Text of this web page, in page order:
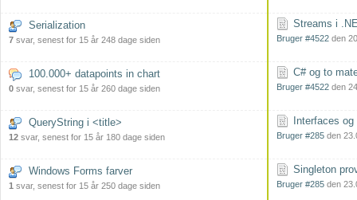
Serialization
7 svar, senest for 15 år 248 dage siden
100.000+ datapoints in chart
0 svar, senest for 15 år 260 dage siden
QueryString i <title>
12 svar, senest for 15 år 180 dage siden
Windows Forms farver
1 svar, senest for 15 år 250 dage siden
Streams i
Bruger #4522 den
C# og to
Bruger #4522 den
Interfaces
Bruger #285 den
Singleton
Bruger #285 den